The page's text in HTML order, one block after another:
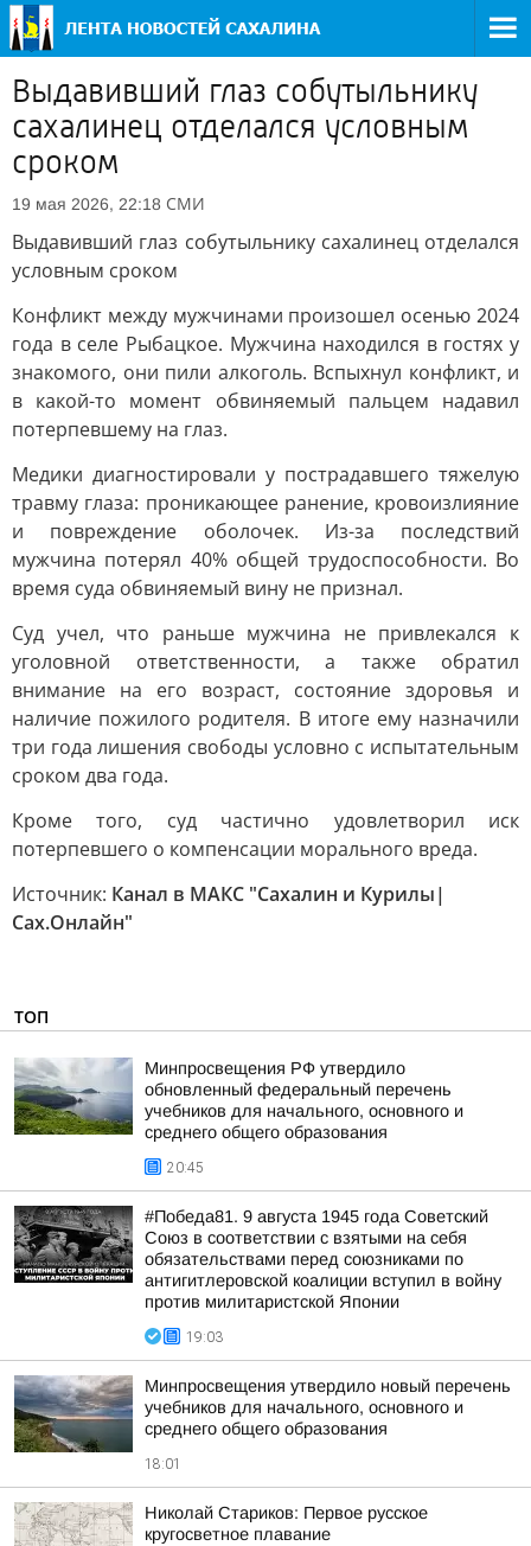
Выдавивший глаз собутыльнику
сахалинец отделался условным
сроком
19 мая 2026, 22:18 СМИ
Выдавивший глаз собутыльнику сахалинец отделался
условным сроком
Конфликт между мужчинами произошел осенью 2024
года в селе Рыбацкое. Мужчина находился в гостях у
знакомого, они пили алкоголь. Вспыхнул конфликт, и
в какой-то момент обвиняемый пальцем надавил
потерпевшему на глаз.
Медики диагностировали у пострадавшего тяжелую
травму глаза: проникающее ранение, кровоизлияние
и повреждение оболочек. Из-за последствий
мужчина потерял 40% общей трудоспособности. Во
время суда обвиняемый вину не признал.
Суд учел, что раньше мужчина не привлекался к
уголовной ответственности, а также обратил
внимание на его возраст, состояние здоровья и
наличие пожилого родителя. В итоге ему назначили
три года лишения свободы условно с испытательным
сроком два года.
Кроме того, суд частично удовлетворил иск
потерпевшего о компенсации морального вреда.
Источник: Канал в МАКС "Сахалин и Курилы|
Сах.Онлайн"
ТОП
Минпросвещения РФ утвердило
обновленный федеральный перечень
учебников для начального, основного и
среднего общего образования
20:45
#Победа81. 9 августа 1945 года Советский
Союз в соответствии с взятыми на себя
обязательствами перед союзниками по
антигитлеровской коалиции вступил в войну
против милитаристской Японии
19:03
Минпросвещения утвердило новый перечень
учебников для начального, основного и
среднего общего образования
18:01
Николай Стариков: Первое русское
кругосветное плавание